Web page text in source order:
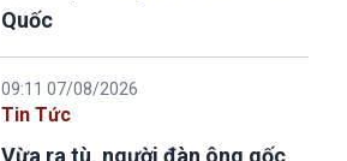
Quốc
09:11 07/08/2026
Tin Tức
Vừa ra tù, người đàn ông gốc